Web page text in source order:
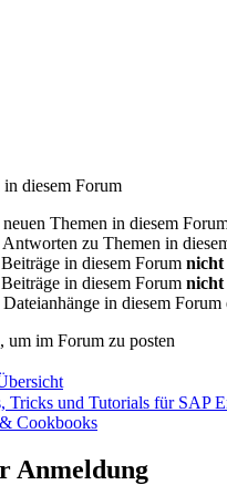
diesem Forum
neuen Themen in diesem
Antworten zu Themen in
in diesem Forum nicht
in diesem Forum nicht
Dateianhänge in diesem Forum
, um im Forum zu posten
Tricks und Tutorials für SAP
Cookbooks
Anmeldung